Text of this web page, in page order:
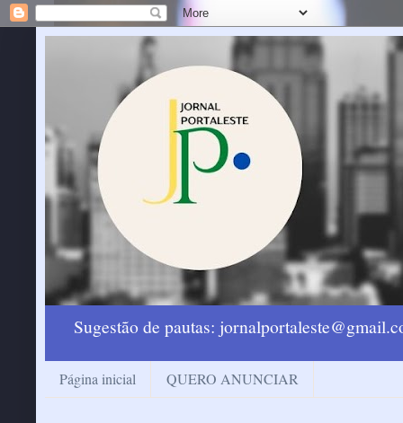
Sugestão de pautas:
Página inicial QUERO ANUNCIAR